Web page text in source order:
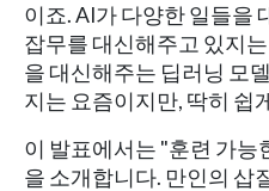
이죠. AI가 다양한 일들을
잡무를 대신해주고 있지
을 대신해주는 딥러닝 모
지는 요즘이지만, 딱히 쉽
이 발표에서는 "훈련 가능
을 소개합니다. 만인의 삽